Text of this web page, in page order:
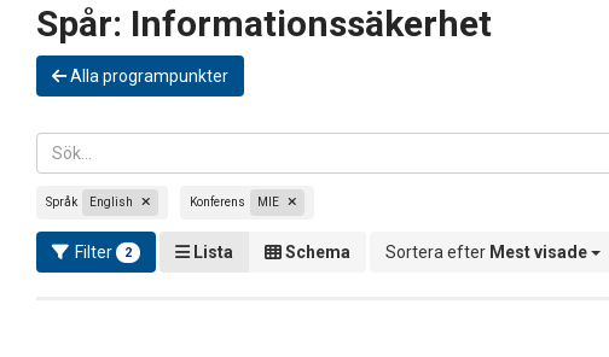
Spår: Informationssäkerhet
Alla programpunkter
Språk English Konferens MIE
Filter 2 Lista Schema Sortera efter Mest visade